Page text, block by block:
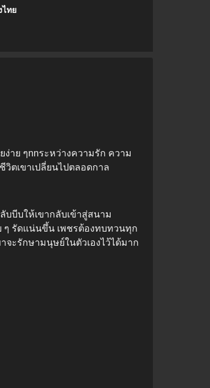
ทย
าย ๆnnระหว่างความรัก ความ
ตเขาเปลี่ยนไปตลอดกาล
บบีบให้เขากลับเข้าสู่สนาม
ๆ รัดแน่นขึ้น เพชรต้องทบทวนทุก
จะรักษามนุษย์ในตัวเองไว้ได้มาก